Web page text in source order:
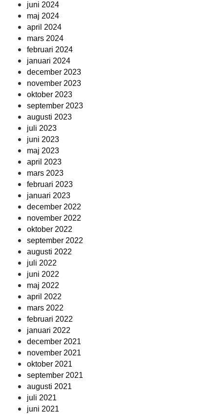
juni 2024
maj 2024
april 2024
mars 2024
februari 2024
januari 2024
december 2023
november 2023
oktober 2023
september 2023
augusti 2023
juli 2023
juni 2023
maj 2023
april 2023
mars 2023
februari 2023
januari 2023
december 2022
november 2022
oktober 2022
september 2022
augusti 2022
juli 2022
juni 2022
maj 2022
april 2022
mars 2022
februari 2022
januari 2022
december 2021
november 2021
oktober 2021
september 2021
augusti 2021
juli 2021
juni 2021